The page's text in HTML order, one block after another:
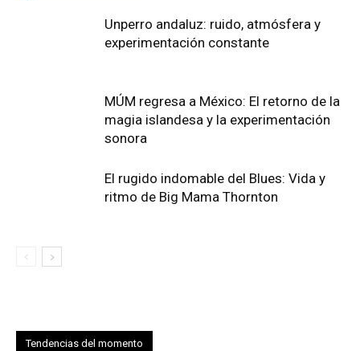
Unperro andaluz: ruido, atmósfera y
experimentación constante
MÚM regresa a México: El retorno de la
magia islandesa y la experimentación
sonora
El rugido indomable del Blues: Vida y
ritmo de Big Mama Thornton
Tendencias del momento